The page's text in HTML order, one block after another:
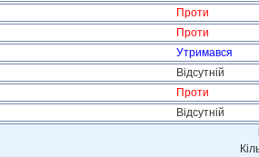
Проти
Проти
Утримався
Відсутній
Проти
Відсутній